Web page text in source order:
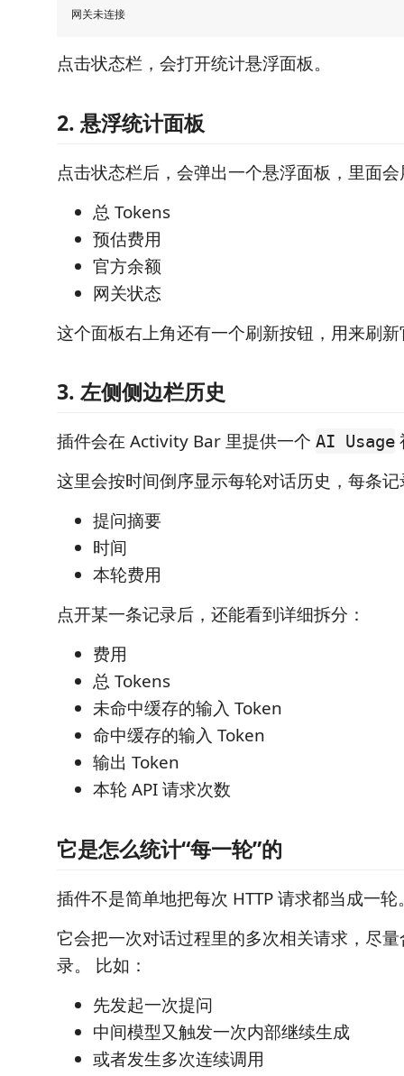
点击状态栏，会打开统计悬浮面板。
2. 悬浮统计面板
点击状态栏后，会弹出一个悬浮面板，里面
总 Tokens
预估费用
官方余额
网关状态
这个面板右上角还有一个刷新按钮，用来刷
3. 左侧侧边栏历史
插件会在 Activity Bar 里提供一个 AI Usage
这里会按时间倒序显示每轮对话历史，每条
提问摘要
时间
本轮费用
点开某一条记录后，还能看到详细拆分：
费用
总 Tokens
未命中缓存的输入 Token
命中缓存的输入 Token
输出 Token
本轮 API 请求次数
它是怎么统计“每一轮”的
插件不是简单地把每次 HTTP 请求都当成一轮
它会把一次对话过程里的多次相关请求，尽
录。 比如：
先发起一次提问
中间模型又触发一次内部继续生成
或者发生多次连续调用